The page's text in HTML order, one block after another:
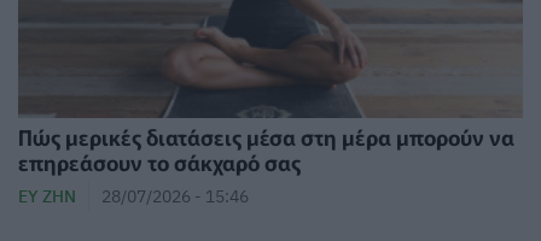
Πώς μερικές διατάσεις μέσα στη μέρα μπορούν να
επηρεάσουν το σάκχαρό σας
ΕΥ ΖΗΝ 28/07/2026 - 15:46